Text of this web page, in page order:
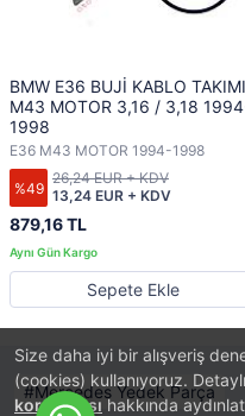
Size daha iyi bir alışveriş
(cookies) kullanıyoruz.
korunmasıhakkında
BMW E36 BUJİ KABLO TAKIMI
M43 MOTOR 3,16 / 3,18
1998
E36 M43 MOTOR 1994-1998
%49
879,16 TL
13,24 EUR + KDV
26,24 EUR + KDV
Sepete Ekle
Mercedes Yedek Parça